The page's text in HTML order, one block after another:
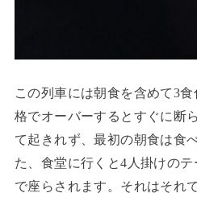
この列車には朝食を含めて3
格でオーバーするとすぐに断
て起きれず、最初の朝食は食
た、食堂に行くと4人掛けの
で座らされます。それはそれ